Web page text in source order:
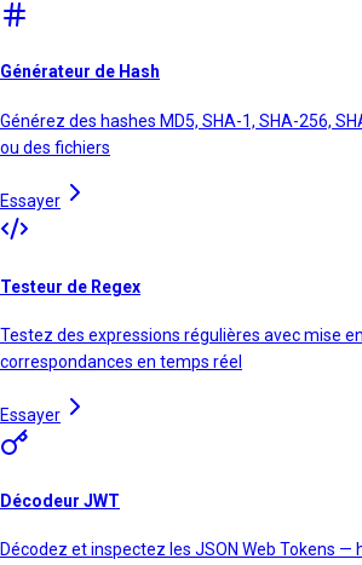
Générateur de Hash
Générez des hashes MD5, SHA-1, SHA-256,
ou des fichiers
Essayer
Testeur de Regex
Testez des expressions régulières avec mise
correspondances en temps réel
Essayer
Décodeur JWT
Décodez et inspectez les JSON Web Tokens —